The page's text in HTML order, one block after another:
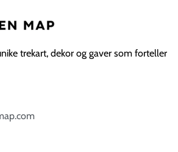
trekart, dekor og gaver som forteller